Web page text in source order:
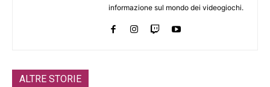
informazione sul mondo dei videogiochi.
ALTRE STORIE